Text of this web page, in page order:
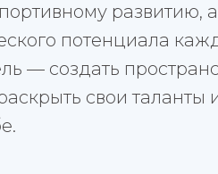
развитию,
потенциала
— создать
свои таланты